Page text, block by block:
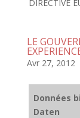
DIRECTIVE
LE
Avr 27, 2012
Données
Daten